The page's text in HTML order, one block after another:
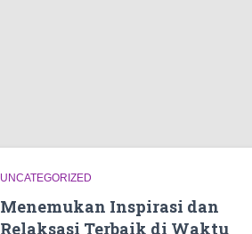
UNCATEGORIZED
Menemukan Inspirasi dan
Relaksasi Terbaik di Waktu